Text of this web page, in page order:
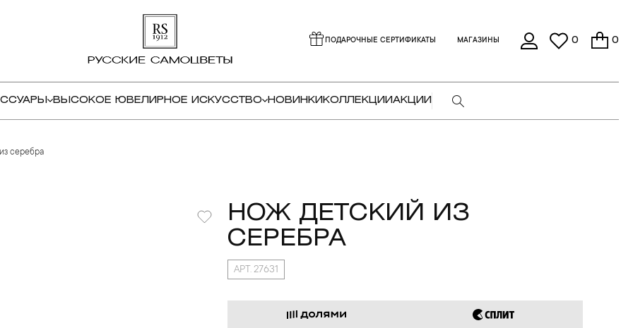
ПОДАРОЧНЫЕ СЕРТИФИКАТЫ МАГАЗИНЫ 0 0
ВЫСОКОЕ ЮВЕЛИРНОЕ ИСКУССТВО НОВИНКИ КОЛЛЕКЦИИАКЦИИ
серебра
НОЖ ДЕТСКИЙ ИЗ
СЕРЕБРА
АРТ. 27631